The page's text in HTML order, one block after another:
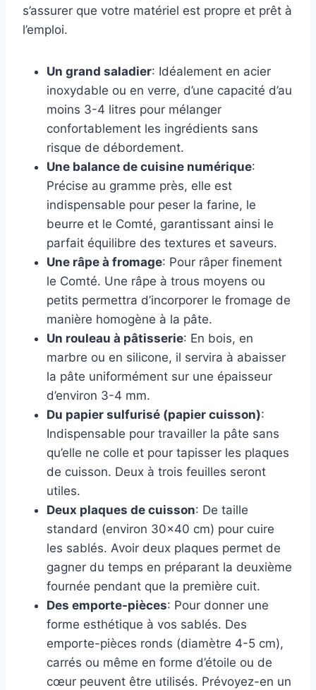
s’assurer que votre matériel est propre et prêt à
l’emploi.
Un grand saladier: Idéalement en acier
inoxydable ou en verre, d’une capacité d’au
moins 3-4 litres pour mélanger
confortablement les ingrédients sans
risque de débordement.
Une balance de cuisine numérique:
Précise au gramme près, elle est
indispensable pour peser la farine, le
beurre et le Comté, garantissant ainsi le
parfait équilibre des textures et saveurs.
Une râpe à fromage: Pour râper finement
le Comté. Une râpe à trous moyens ou
petits permettra d’incorporer le fromage de
manière homogène à la pâte.
Un rouleau à pâtisserie: En bois, en
marbre ou en silicone, il servira à abaisser
la pâte uniformément sur une épaisseur
d’environ 3-4 mm.
Du papier sulfurisé (papier cuisson):
Indispensable pour travailler la pâte sans
qu’elle ne colle et pour tapisser les plaques
de cuisson. Deux à trois feuilles seront
utiles.
Deux plaques de cuisson: De taille
standard (environ 30×40 cm) pour cuire
les sablés. Avoir deux plaques permet de
gagner du temps en préparant la deuxième
fournée pendant que la première cuit.
Des emporte-pièces: Pour donner une
forme esthétique à vos sablés. Des
emporte-pièces ronds (diamètre 4-5 cm),
carrés ou même en forme d’étoile ou de
cœur peuvent être utilisés. Prévoyez-en un